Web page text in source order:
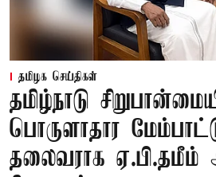
தமிழக செய்திகள்
தமிழ்நாடு
பொருளாதார
தலைவராக ஏ.பி.தமீம்